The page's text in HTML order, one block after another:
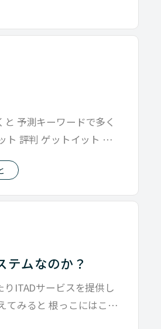
予測キーワードで多く
ト 評判 ゲットイット 転
テムなのか？
りITADサービスを提供し
てみると 根っこにはこの